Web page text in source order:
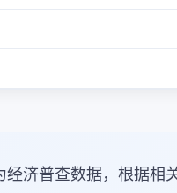
济普查数据，根据相